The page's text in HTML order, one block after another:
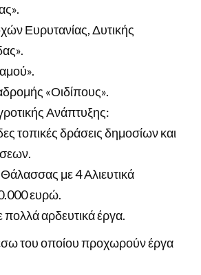
Ευρυτανίας, Δυτικής
«Οιδίπους».
Ανάπτυξης:
τοπικές δράσεις δημοσίων και
με 4 Αλιευτικά
ευρώ.
αρδευτικά έργα.
του οποίου προχωρούν έργα